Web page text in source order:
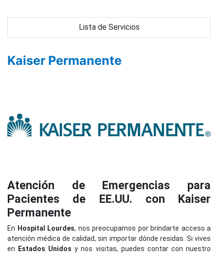
Lista de Servicios
Kaiser Permanente
Atención de Emergencias para
Pacientes de EE.UU. con Kaiser
Permanente
En Hospital Lourdes, nos preocupamos por brindarte acceso a
atención médica de calidad, sin importar dónde residas. Si vives
en
Estados Unidos y nos visitas, puedes contar con nuestro